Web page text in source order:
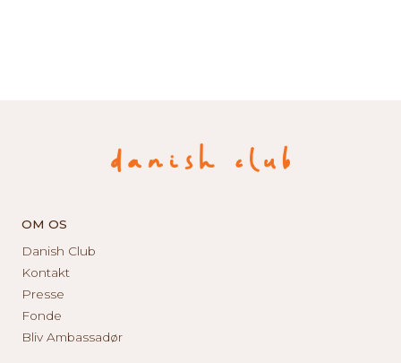
OM OS
Danish Club
Kontakt
Presse
Fonde
Bliv Ambassadør